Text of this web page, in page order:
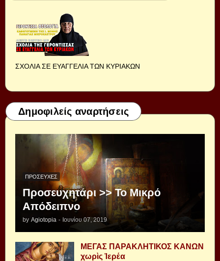
ΣΧΟΛΙΑ ΣΕ ΕΥΑΓΓΕΛΙΑ ΤΩΝ ΚΥΡΙΑΚΩΝ
Δημοφιλείς αναρτήσεις
ΠΡΟΣΕΥΧΈΣ
Προσευχητάρι >> Το Μικρό
Απόδειπνο
by Agiotopia - Ιουνίου 07, 2019
ΜΕΓΑΣ ΠΑΡΑΚΛΗΤΙΚΟΣ ΚΑΝΩΝ
χωρὶς Ἱερέα